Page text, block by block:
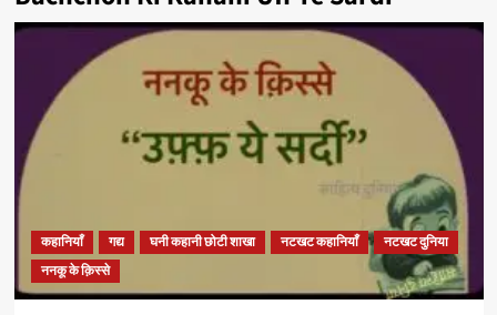
कहानियाँ गद्य घनी कहानी छोटी शाखा नटखट कहानियाँ
नटखट दुनिया
ननकू के क़िस्से